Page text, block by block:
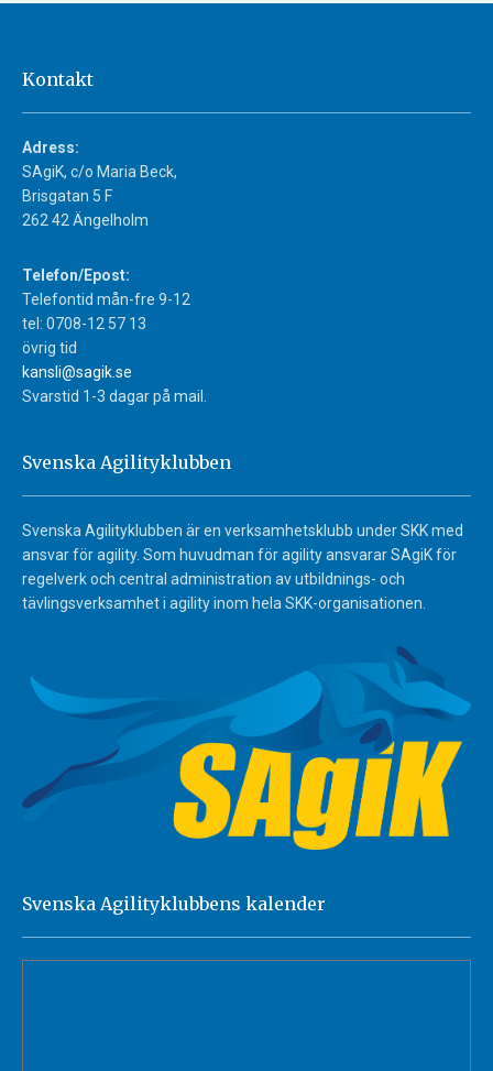
Kontakt
Adress:
SAgiK, c/o Maria Beck,
Brisgatan 5 F
262 42 Ängelholm
Telefon/Epost:
Telefontid mån-fre 9-12
tel: 0708-12 57 13
övrig tid
kansli@sagik.se
Svarstid 1-3 dagar på mail.
Svenska Agilityklubben
Svenska Agilityklubben är en verksamhetsklubb under SKK med
ansvar för agility. Som huvudman för agility ansvarar SAgiK för
regelverk och central administration av utbildnings- och
tävlingsverksamhet i agility inom hela SKK-organisationen.
Svenska Agilityklubbens kalender